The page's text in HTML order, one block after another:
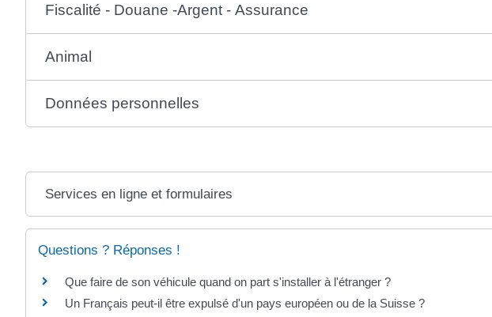
Fiscalité - Douane -Argent - Assurance
Animal
Données personnelles
Services en ligne et formulaires
Questions ? Réponses !
Que faire de son véhicule quand on part s'installer à l'étranger ?
Un Français peut-il être expulsé d'un pays européen ou de la Suisse ?